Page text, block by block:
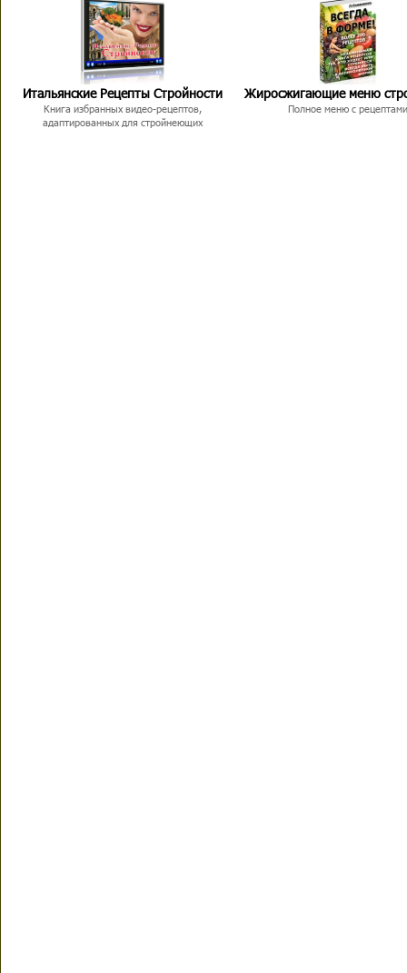
Итальянские Рецепты Стройности
Книга избранных видео-рецептов,
адаптированных для стройнеющих
Жиросжигающие меню
Полное меню с рецептами